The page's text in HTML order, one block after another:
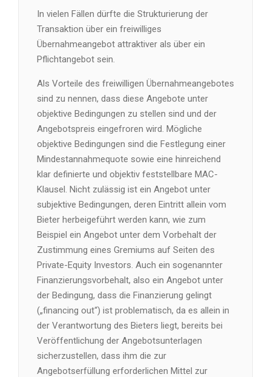
In vielen Fällen dürfte die Strukturierung der
Transaktion über ein freiwilliges
Übernahmeangebot attraktiver als über ein
Pflichtangebot sein.
Als Vorteile des freiwilligen Übernahmeangebotes
sind zu nennen, dass diese Angebote unter
objektive Bedingungen zu stellen sind und der
Angebotspreis eingefroren wird. Mögliche
objektive Bedingungen sind die Festlegung einer
Mindestannahmequote sowie eine hinreichend
klar definierte und objektiv feststellbare MAC-
Klausel. Nicht zulässig ist ein Angebot unter
subjektive Bedingungen, deren Eintritt allein vom
Bieter herbeigeführt werden kann, wie zum
Beispiel ein Angebot unter dem Vorbehalt der
Zustimmung eines Gremiums auf Seiten des
Private-Equity Investors. Auch ein sogenannter
Finanzierungsvorbehalt, also ein Angebot unter
der Bedingung, dass die Finanzierung gelingt
(„financing out“) ist problematisch, da es allein in
der Verantwortung des Bieters liegt, bereits bei
Veröffentlichung der Angebotsunterlagen
sicherzustellen, dass ihm die zur
Angebotserfüllung erforderlichen Mittel zur